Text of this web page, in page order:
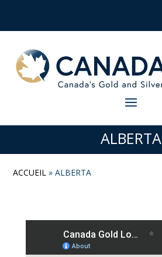
ALBERTA
ACCUEIL »ALBERTA